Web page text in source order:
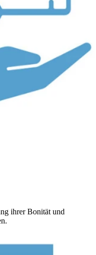
ihrer Bonität und